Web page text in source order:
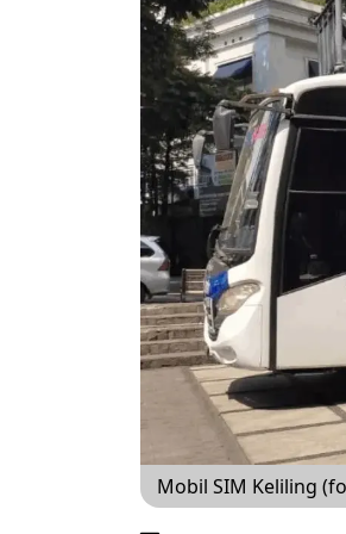
Mobil SIM Keliling